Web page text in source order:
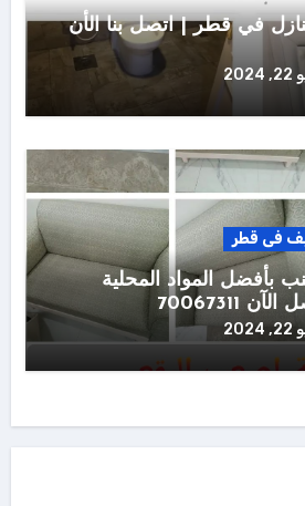
في قطر | اتصل بنا الأن
فى قطر
بأفضل المواد المحلية